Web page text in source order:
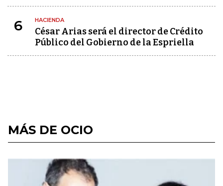
6 HACIENDA
César Arias será el director de Crédito
Público del Gobierno de la Espriella
MÁS DE OCIO